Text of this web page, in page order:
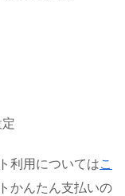
利用についてはこ
かんたん支払いの